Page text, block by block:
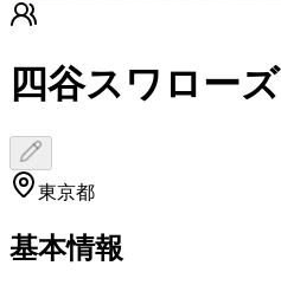
四谷スワローズ
東京都
基本情報